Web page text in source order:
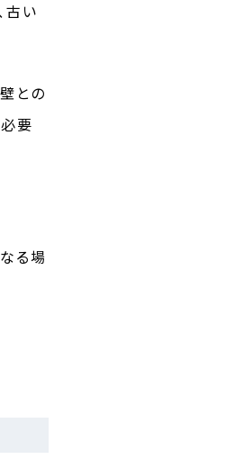
古い
との
要
る場